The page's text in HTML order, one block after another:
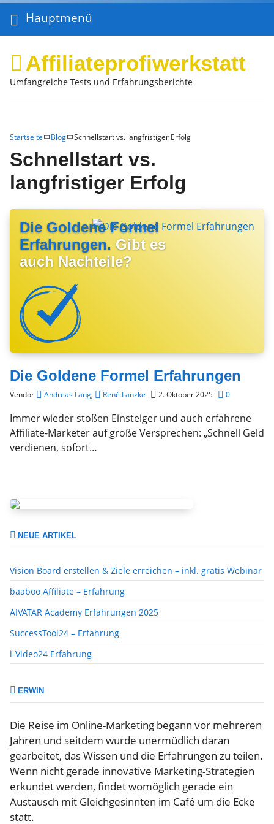
Hauptmenü
Affiliateprofiwerkstatt
Umfangreiche Tests und Erfahrungsberichte
Startseite Blog Schnellstart vs. langfristiger Erfolg
Schnellstart vs.
langfristiger Erfolg
Die Goldene Formel
Erfahrungen. Gibt es
auch Nachteile?
Die Goldene Formel Erfahrungen
Vendor Andreas Lang, René Lanzke 2. Oktober 2025 0
Immer wieder stoßen Einsteiger und auch erfahrene
Affiliate-Marketer auf große Versprechen: „Schnell Geld
verdienen, sofort…
NEUE ARTIKEL
Vision Board erstellen & Ziele erreichen – inkl. gratis Webinar
baaboo Affiliate – Erfahrung
AIVATAR Academy Erfahrungen 2025
SuccessTool24 – Erfahrung
i-Video24 Erfahrung
ERWIN
Die Reise im Online-Marketing begann vor mehreren
Jahren und seitdem wurde unermüdlich daran
gearbeitet, das Wissen und die Erfahrungen zu teilen.
Wenn nicht gerade innovative Marketing-Strategien
erkundet werden, findet womöglich gerade ein
Austausch mit Gleichgesinnten im Café um die Ecke
statt.